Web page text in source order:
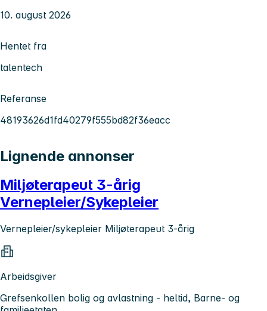
10. august 2026
Hentet fra
talentech
Referanse
48193626d1fd40279f555bd82f36eacc
Lignende annonser
Miljøterapeut 3-årig
Vernepleier/Sykepleier
Vernepleier/sykepleier Miljøterapeut 3-årig
Arbeidsgiver
Grefsenkollen bolig og avlastning - heltid, Barne- og